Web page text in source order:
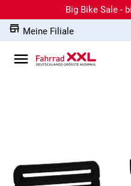
Big Bike Sale -
Meine Filiale